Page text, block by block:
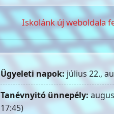
Iskolánk új weboldala
Ügyeleti napok:július 22.,
Tanévnyitó ünnepély:
17:45)